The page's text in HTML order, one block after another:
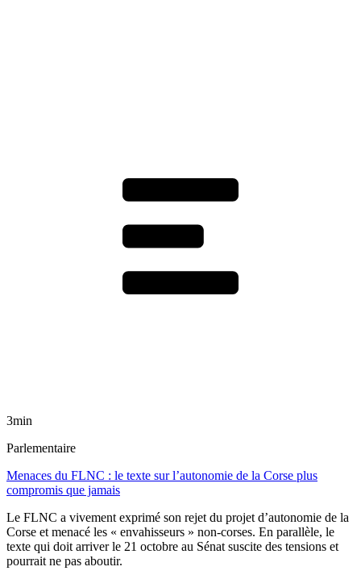
3min
Parlementaire
Menaces du FLNC : le texte sur l’autonomie de la Corse plus
compromis que jamais
Le FLNC a vivement exprimé son rejet du projet d’autonomie de la
Corse et menacé les « envahisseurs » non-corses. En parallèle, le
texte qui doit arriver le 21 octobre au Sénat suscite des tensions et
pourrait ne pas aboutir.